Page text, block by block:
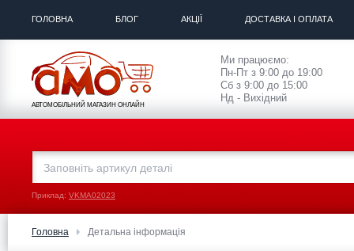
ГОЛОВНА БЛОГ АКЦІЇ ДОСТАВКА І ОПЛАТА
АВТОМОБІЛЬНИЙ МАГАЗИН ОНЛАЙН
Ми працюємо:
Пн-Пт з 9:00 до 19:00
Сб з 9:00 до 15:00
Нд - Вихідний
Приклад: VKMA02023
Головна Детальна інформація